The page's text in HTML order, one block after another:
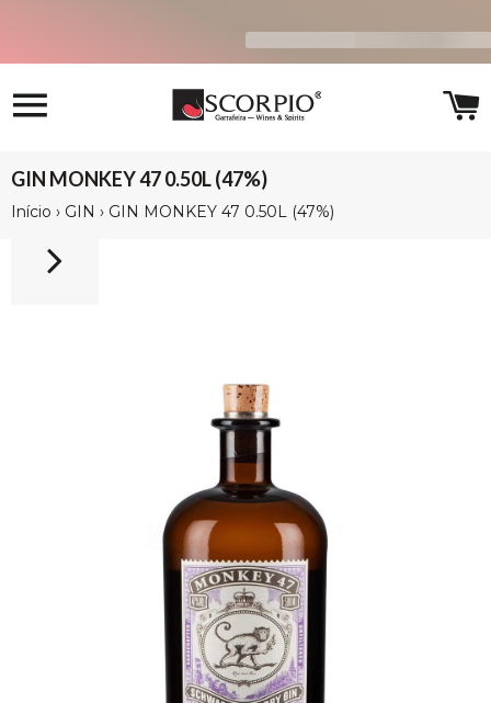
GIN MONKEY 47 0.50L (47%)
Início › GIN › GIN MONKEY 47 0.50L (47%)
12%